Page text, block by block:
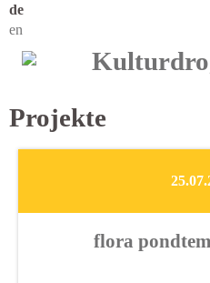
de
en
Projekte
flora